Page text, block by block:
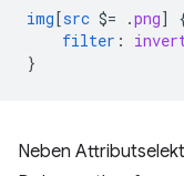
img[src $= .png]
filter :
}
Neben